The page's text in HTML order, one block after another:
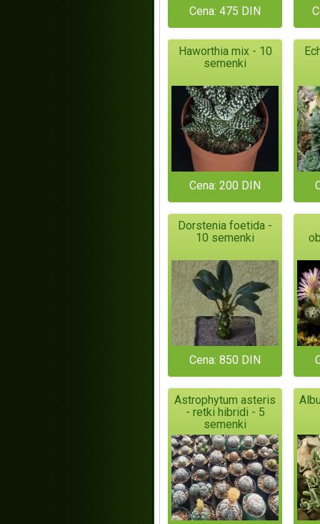
Cena: 475 DIN
Haworthia mix - 10
semenki
Cena: 200 DIN
Dorstenia foetida -
10 semenki
Cena: 850 DIN
Astrophytum asteris
- retki hibridi - 5
semenki